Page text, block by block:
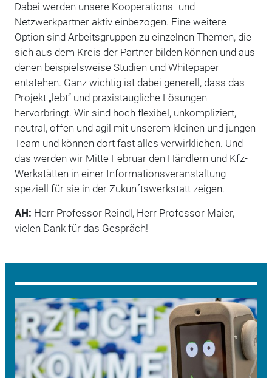
Dabei werden unsere Kooperations- und
Netzwerkpartner aktiv einbezogen. Eine weitere
Option sind Arbeitsgruppen zu einzelnen Themen, die
sich aus dem Kreis der Partner bilden können und aus
denen beispielsweise Studien und Whitepaper
entstehen. Ganz wichtig ist dabei generell, dass das
Projekt „lebt“ und praxistaugliche Lösungen
hervorbringt. Wir sind hoch flexibel, unkompliziert,
neutral, offen und agil mit unserem kleinen und jungen
Team und können dort fast alles verwirklichen. Und
das werden wir Mitte Februar den Händlern und Kfz-
Werkstätten in einer Informationsveranstaltung
speziell für sie in der Zukunftswerkstatt zeigen.
AH: Herr Professor Reindl, Herr Professor Maier,
vielen Dank für das Gespräch!